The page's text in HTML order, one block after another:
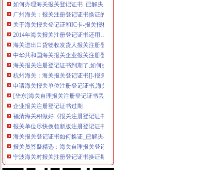
广州海关：报关注册登记证书换证的问题
关于海关报关登记证和IC卡-报关报检-福步外贸论坛（FOBBusiness
2014年海关报关注册登记证书还用…-海关百问
海关进出口货物收发货人报关注册登记证书的次办理
中华共和国海关报关企业报关注册登记证书过期_政务咨询_浙江电
海关报关注册登记证书到期了,如何换证？_政务咨询_浙江电子口岸
杭州海关：海关报关登记证书[]-报关员通关指南--育路报关员考
申请海关报关单位注册登记证书,海关报关注册信息年度报告范本,
[华东]海关自理报关注册登记证书丢失-报关报检-福步外贸论坛（FOB
企业报关注册登记证书过期
福清海关积做好《报关注册登记证书》换证工作
报关单位尽快换领新版注册登记证书|海关|报关_凤凰财经
海关报关登记证书如何换证_已解决-阿里巴巴生意经
报关员答疑精选：海关自理报关登记证变更-报关员-环球网校
宁波海关对报关注册登记证书换证期限的规定_海关外贸咨询_新浪博客
一般贸易报关,海关报关注册登记证书应多注意：_第1页_zz